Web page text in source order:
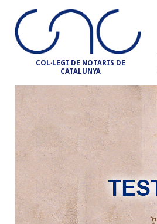
COL·LEGI DE NOTARIS DE
CATALUNYA